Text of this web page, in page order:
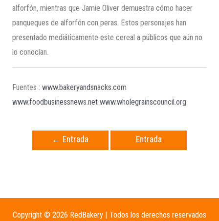
alforfón, mientras que Jamie Oliver demuestra cómo hacer
panqueques de alforfón con peras. Estos personajes han
presentado mediáticamente este cereal a públicos que aún no
lo conocían.
Fuentes : www.bakeryandsnacks.com
www.foodbusinessnews.net www.wholegrainscouncil.org
← Entrada
Entrada
Copyright © 2026 RedBakery | Todos los derechos reservados